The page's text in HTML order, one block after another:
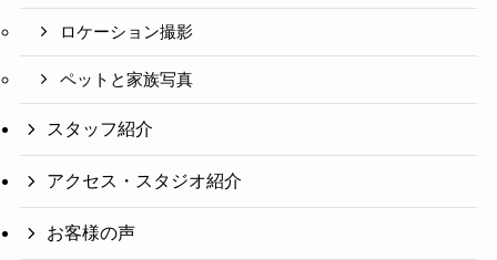
ロケーション撮影
ペットと家族写真
スタッフ紹介
アクセス・スタジオ紹介
お客様の声